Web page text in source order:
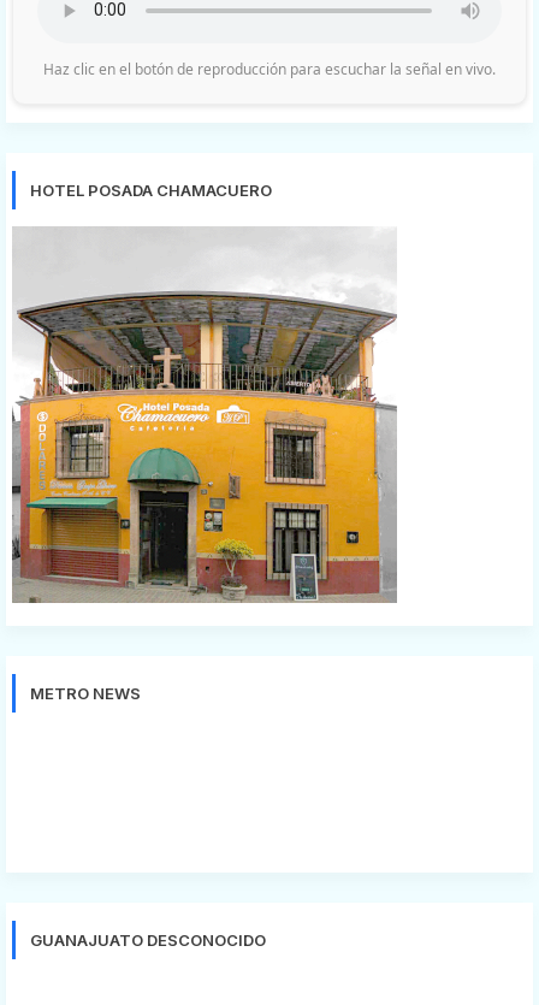
Haz clic en el botón de reproducción para escuchar la señal en vivo.
HOTEL POSADA CHAMACUERO
METRO NEWS
GUANAJUATO DESCONOCIDO